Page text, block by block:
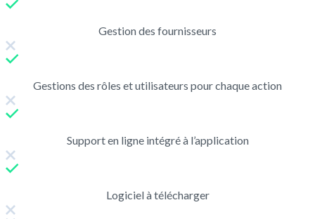
Gestion des fournisseurs
Gestions des rôles et utilisateurs pour chaque action
Support en ligne intégré à l’application
Logiciel à télécharger